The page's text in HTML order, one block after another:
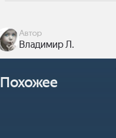
Автор
Владимир Л.
Похожее